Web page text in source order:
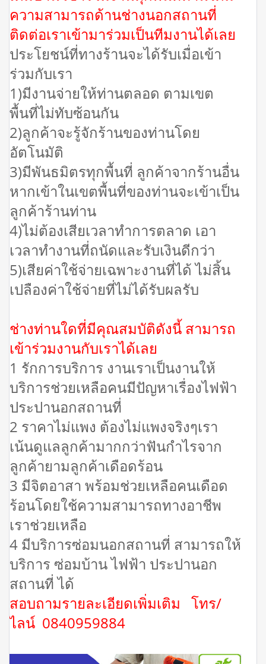
ความสามารถด้านช่างนอกสถานที่
ติดต่อเราเข้ามาร่วมเป็นทีมงานได้เลย
ประโยชน์ที่ทางร้านจะได้รับเมื่อเข้า
ร่วมกับเรา
1)มีงานจ่ายให้ท่านตลอด ตามเขต
พื้นที่ไม่ทับซ้อนกัน
2)ลูกค้าจะรู้จักร้านของท่านโดย
อัตโนมัติ
3)มีพันธมิตรทุกพื้นที่ ลูกค้าจากร้านอื่น
หากเข้าในเขตพื้นที่ของท่านจะเข้าเป็น
ลูกค้าร้านท่าน
4)ไม่ต้องเสียเวลาทำการตลาด เอา
เวลาทำงานที่ถนัดและรับเงินดีกว่า
5)เสียค่าใช้จ่ายเฉพาะงานที่ได้ ไม่สิ้น
เปลืองค่าใช้จ่ายที่ไม่ได้รับผลรับ
ช่างท่านใดที่มีคุณสมบัติดังนี้ สามารถ
เข้าร่วมงานกับเราได้เลย
1 รักการบริการ งานเราเป็นงานให้
บริการช่วยเหลือคนมีปัญหาเรื่องไฟฟ้า
ประปานอกสถานที่
2 ราคาไม่แพง ต้องไม่แพงจริงๆเรา
เน้นดูแลลูกค้ามากกว่าฟันกำไรจาก
ลูกค้ายามลูกค้าเดือดร้อน
3 มีจิตอาสา พร้อมช่วยเหลือคนเดือด
ร้อนโดยใช้ความสามารถทางอาชีพ
เราช่วยเหลือ
4 มีบริการซ่อมนอกสถานที่ สามารถให้
บริการ ซ่อมบ้าน ไฟฟ้า ประปานอก
สถานที่ ได้
สอบถามรายละเอียดเพิ่มเติม โทร/
ไลน์ 0840959884